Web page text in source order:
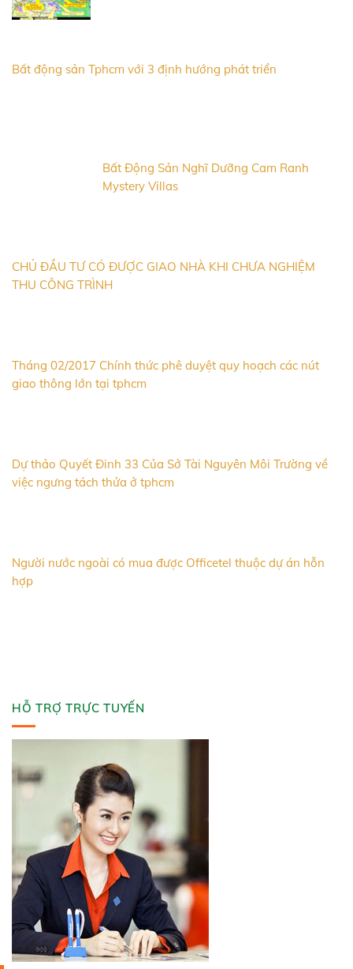
Bất động sản Tphcm với 3 định hướng phát triển
Bất Động Sản Nghĩ Dưỡng Cam Ranh
Mystery Villas
CHỦ ĐẦU TƯ CÓ ĐƯỢC GIAO NHÀ KHI CHƯA NGHIỆM
THU CÔNG TRÌNH
Tháng 02/2017 Chính thức phê duyệt quy hoạch các nút
giao thông lớn tại tphcm
Dự thảo Quyết Đinh 33 Của Sở Tài Nguyên Môi Trường về
việc ngưng tách thửa ở tphcm
Người nước ngoài có mua được Officetel thuộc dự án hỗn
hợp
HỖ TRỢ TRỰC TUYẾN